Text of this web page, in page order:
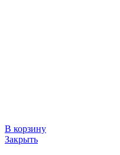
В корзину
Закрыть